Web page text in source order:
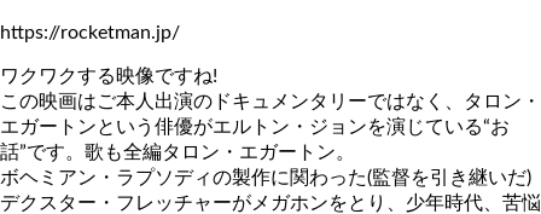
https://rocketman.jp/
ワクワクする映像ですね!
この映画はご本人出演のドキュメンタリーではなく、タロン・
エガートンという俳優がエルトン・ジョンを演じている“お
話”です。歌も全編タロン・エガートン。
ボヘミアン・ラプソディの製作に関わった(監督を引き継いだ)
デクスター・フレッチャーがメガホンをとり、少年時代、苦悩